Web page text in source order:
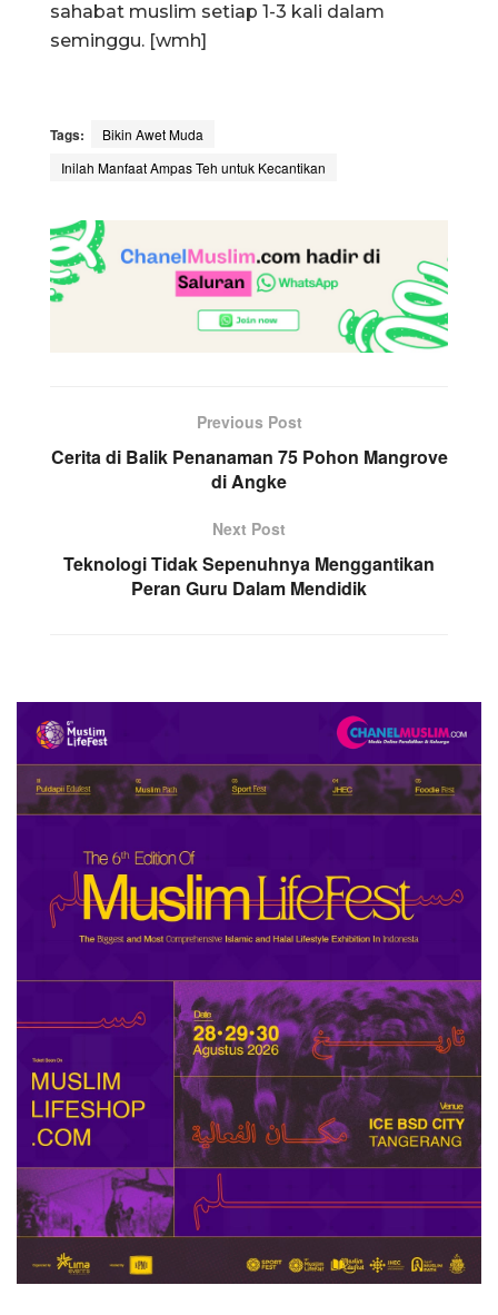
sahabat muslim setiap 1-3 kali dalam
seminggu. [wmh]
Tags:
Bikin Awet Muda
Inilah Manfaat Ampas Teh untuk Kecantikan
Previous Post
Cerita di Balik Penanaman 75 Pohon Mangrove
di Angke
Next Post
Teknologi Tidak Sepenuhnya Menggantikan
Peran Guru Dalam Mendidik